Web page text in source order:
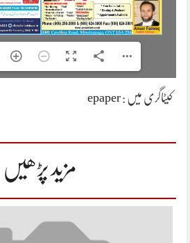
کیٹاگری میں :epaper
مزید پڑھیں